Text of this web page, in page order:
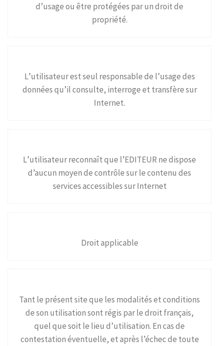
d’usage ou être protégées par un droit de
propriété.
L’utilisateur est seul responsable de l’usage des
données qu’il consulte, interroge et transfère sur
Internet.
L’utilisateur reconnaît que l’EDITEUR ne dispose
d’aucun moyen de contrôle sur le contenu des
services accessibles sur Internet
Droit applicable
Tant le présent site que les modalités et conditions
de son utilisation sont régis par le droit français,
quel que soit le lieu d’utilisation. En cas de
contestation éventuelle, et après l’échec de toute